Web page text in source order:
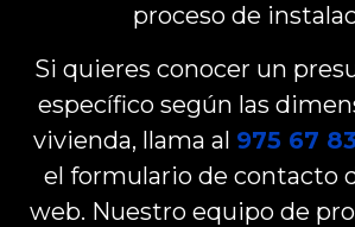
proceso de
Si quieres conocer un
específico según las
vivienda, llama al 975 67
el formulario de contacto
web. Nuestro equipo de